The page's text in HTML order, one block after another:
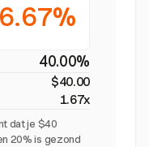
40.00%
$40.00
1.67x
dat je $40
20% is gezond